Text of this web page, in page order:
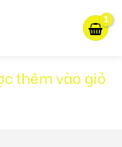
thêm vào giỏ